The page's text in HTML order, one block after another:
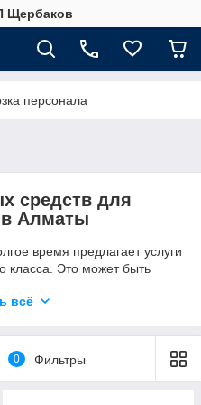
Щербаков
персонала
средств для
в Алматы
время предлагает услуги
класса. Это может быть
арендовать
Вам в данном вопросе!
транспорте
всё
0 Фильтры